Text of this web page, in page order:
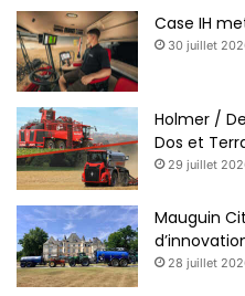
Case IH
30 juillet
Holmer /
Dos et
29 juillet
Mauguin
28 juillet